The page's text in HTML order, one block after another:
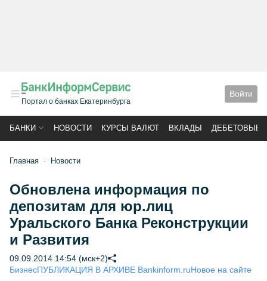
Портал о банках Екатеринбурга
Войти
БАНКИ НОВОСТИ КУРСЫ ВАЛЮТ ВКЛАДЫ ДЕБЕТОВЫЕ
Главная Новости
Обновлена информация по
депозитам для юр.лиц
Уральского Банка Реконструкции
и Развития
09.09.2014 14:54 (мск+2)
БизнесПУБЛИКАЦИЯ В АРХИВЕ Bankinform.ruНовое на сайте